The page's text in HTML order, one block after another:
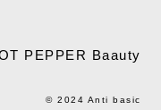
© 2024 Anti basic